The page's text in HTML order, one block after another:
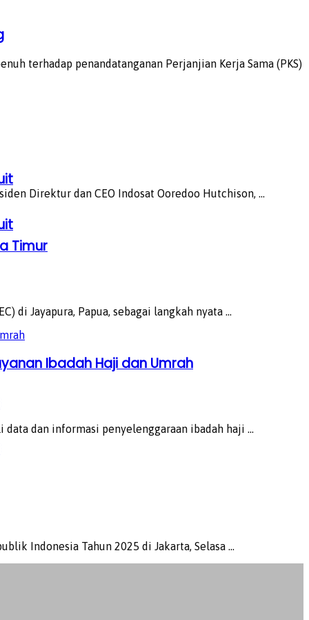
terhadap penandatanganan Perjanjian Kerja Sama (PKS)
Direktur dan CEO Indosat Ooredoo Hutchison, ...
Timur
di Jayapura, Papua, sebagai langkah nyata ...
Ibadah Haji dan Umrah
dan informasi penyelenggaraan ibadah haji ...
Indonesia Tahun 2025 di Jakarta, Selasa ...